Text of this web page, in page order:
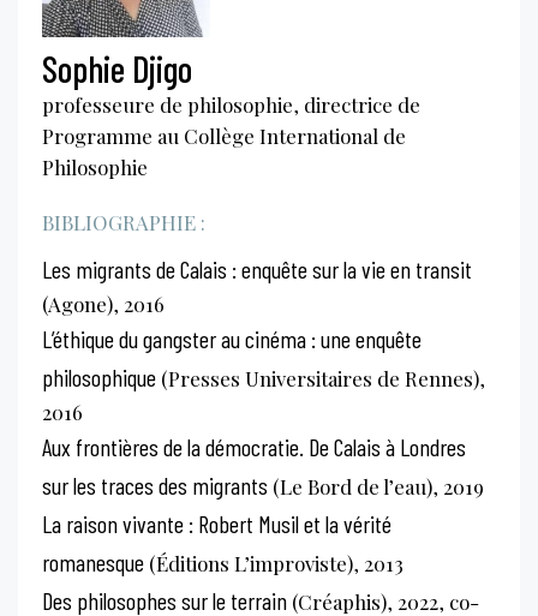
Sophie Djigo
professeure de philosophie, directrice de
Programme au Collège International de
Philosophie
BIBLIOGRAPHIE :
Les migrants de Calais : enquête sur la vie en transit
(Agone), 2016
L’éthique du gangster au cinéma : une enquête
philosophique (Presses Universitaires de Rennes),
2016
Aux frontières de la démocratie. De Calais à Londres
sur les traces des migrants (Le Bord de l’eau), 2019
La raison vivante : Robert Musil et la vérité
romanesque (Éditions L’improviste), 2013
Des philosophes sur le terrain (Créaphis), 2022, co-